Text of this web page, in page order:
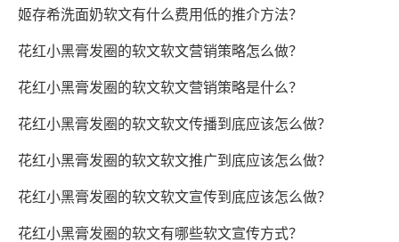
姬存希洗面奶软文有什么费用低的推介方法？
花红小黑膏发圈的软文软文营销策略怎么做？
花红小黑膏发圈的软文软文营销策略是什么？
花红小黑膏发圈的软文软文传播到底应该怎么做？
花红小黑膏发圈的软文软文推广到底应该怎么做？
花红小黑膏发圈的软文软文宣传到底应该怎么做？
花红小黑膏发圈的软文有哪些软文宣传方式？